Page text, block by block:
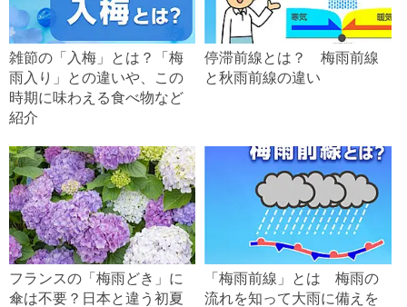
雑節の「入梅」とは？「梅
雨入り」との違いや、この
時期に味わえる食べ物など
紹介
停滞前線とは？ 梅雨前線
と秋雨前線の違い
フランスの「梅雨どき」に
傘は不要？日本と違う初夏
「梅雨前線」とは 梅雨の
流れを知って大雨に備えを